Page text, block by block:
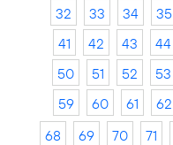
32
33 34 35
41
42 43 44
50
51 52 53
59
60 61 62
68
69 70 71